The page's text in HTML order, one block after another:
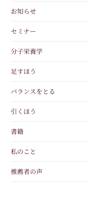
お知らせ
セミナー
分子栄養学
足すほう
バランスをとる
引くほう
書籍
私のこと
推薦者の声